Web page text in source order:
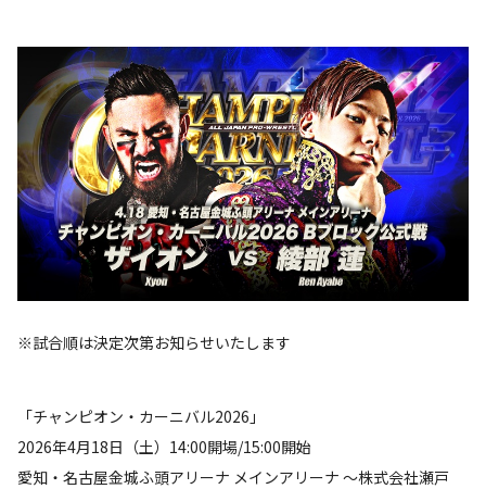
※試合順は決定次第お知らせいたします
「チャンピオン・カーニバル2026」
2026年4月18日（土）14:00開場/15:00開始
愛知・名古屋金城ふ頭アリーナ メインアリーナ ～株式会社瀬戸